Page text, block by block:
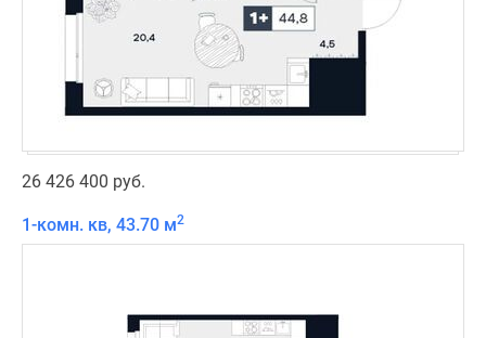
26 426 400 руб.
1-комн. кв, 43.70 м2